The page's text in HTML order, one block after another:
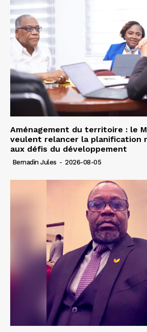
Aménagement du territoire : le
veulent relancer la planification
aux défis du développement
Bernadin Jules - 2026-08-05